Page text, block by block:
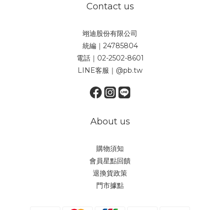
Contact us
翊迪股份有限公司
統編｜24785804
電話｜02-2502-8601
LINE客服｜@pb.tw
About us
購物須知
會員星點回饋
退換貨政策
門市據點